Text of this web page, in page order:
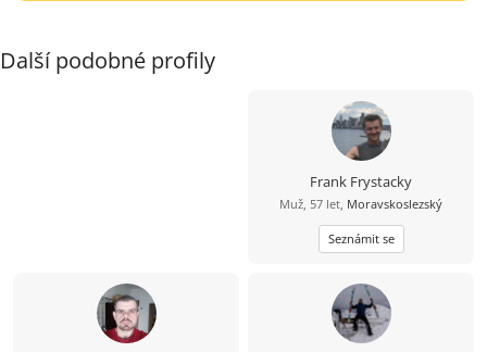
Další podobné profily
Frank Frystacky
Muž, 57 let, Moravskoslezský
Seznámit se